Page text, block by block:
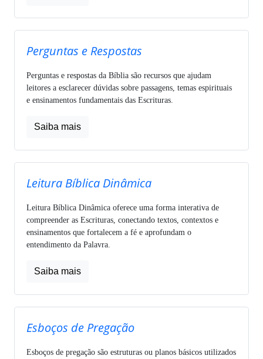
Perguntas e Respostas
Perguntas e respostas da Bíblia são recursos que ajudam
leitores a esclarecer dúvidas sobre passagens, temas espirituais
e ensinamentos fundamentais das Escrituras.
Saiba mais
Leitura Bíblica Dinâmica
Leitura Bíblica Dinâmica oferece uma forma interativa de
compreender as Escrituras, conectando textos, contextos e
ensinamentos que fortalecem a fé e aprofundam o
entendimento da Palavra.
Saiba mais
Esboços de Pregação
Esboços de pregação são estruturas ou planos básicos utilizados